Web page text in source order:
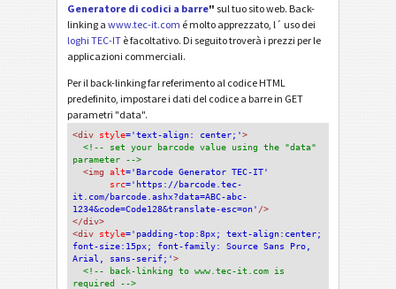
Generatore di codici a barre" sul tuo sito web. Back-
linking a www.tec-it.com é molto apprezzato, l´ uso dei
loghi TEC-IT è facoltativo. Di seguito troverà i prezzi per le
applicazioni commerciali.
Per il back-linking far referimento al codice HTML
predefinito, impostare i dati del codice a barre in GET
parametri "data".
<div style='text-align: center;'>
<!-- set your barcode value using the "data"
parameter -->
<img alt='Barcode Generator TEC-IT'
src='https://barcode.tec-
it.com/barcode.ashx?data=ABC-abc-
1234&code=Code128&translate-esc=on' />
</div>
<div style='padding-top:8px; text-align:center;
font-size:15px; font-family: Source Sans Pro,
Arial, sans-serif;'>
<!-- back-linking to www.tec-it.com is
required -->